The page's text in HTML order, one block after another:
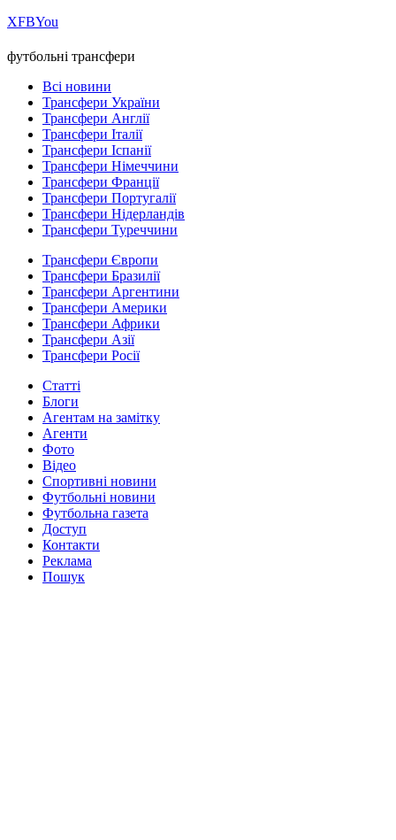
ХFBYou
футбольні трансфери
Всі новини
Трансфери України
Трансфери Англії
Трансфери Італії
Трансфери Іспанії
Трансфери Німеччини
Трансфери Франції
Трансфери Португалії
Трансфери Нідерландів
Трансфери Туреччини
Трансфери Європи
Трансфери Бразилії
Трансфери Аргентини
Трансфери Америки
Трансфери Африки
Трансфери Азії
Трансфери Росії
Статті
Блоги
Агентам на замітку
Агенти
Фото
Відео
Спортивні новини
Футбольні новини
Футбольна газета
Доступ
Контакти
Реклама
Пошук